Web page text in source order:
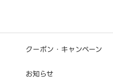
クーポン・キャンペーン
お知らせ